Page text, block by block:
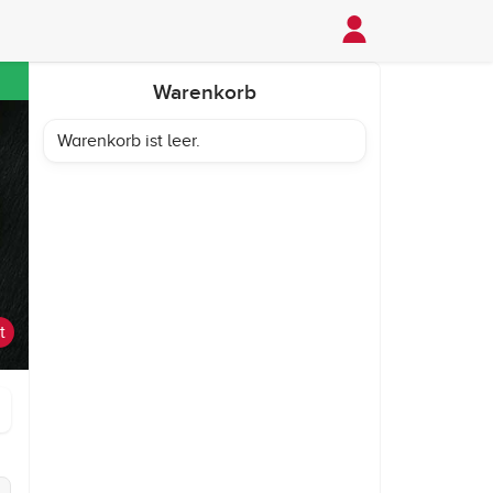
Warenkorb
Warenkorb ist leer.